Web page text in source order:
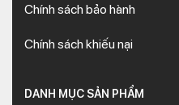
Chính sách bảo hành
Chính sách khiếu nại
DANH MỤC SẢN PHẨM